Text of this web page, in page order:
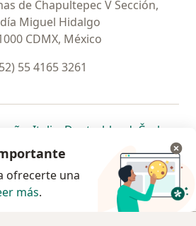
de Chapultepec V Sección,
Miguel Hidalgo
CDMX, México
55 4165 3261
nueva pestaña
abre en una nueva pestaña
se abre en una nueva pestaña
Italia se abre en una nueva
Deutschlandse abre en
Česko
en una nueva pestaña
se abre en una nueva pestaña
Chile se abre en una nueva pestaña
Brasil se abre en una nueva
se abre en
se
se abre en una nueva
© 2026 - Encuentra tu
ofrecerte una
más.